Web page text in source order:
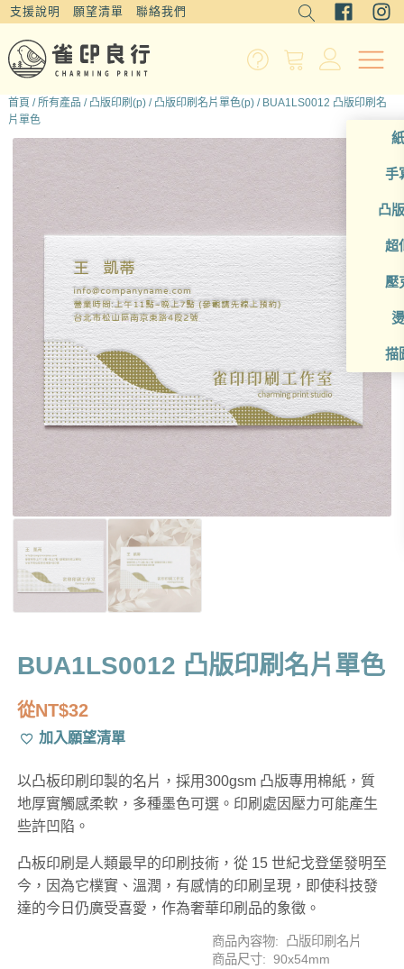
支援說明 願望清單 聯絡我們
手
凸
超
壓
描
首頁 /所有產品 / 凸版印刷(p)/ 凸版印刷名片單色(p)/ BUA1LS0012 凸版印刷名
片單色
BUA1LS0012 凸版印刷名片單色
從NT$32
加入願望清單
以凸板印刷印製的名片，採用300gsm 凸版專用棉紙，質
地厚實觸感柔軟，多種墨色可選。印刷處因壓力可能產生
些許凹陷。
凸板印刷是人類最早的印刷技術，從 15 世紀戈登堡發明至
今，因為它樸實、溫潤，有感情的印刷呈現，即使科技發
達的今日仍廣受喜愛，作為奢華印刷品的象徵。
商品內容物: 凸版印刷名片
商品尺寸: 90x54mm